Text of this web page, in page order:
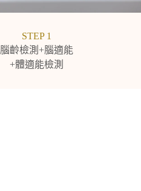
STEP 1
腦齡檢測+腦適能
+體適能檢測